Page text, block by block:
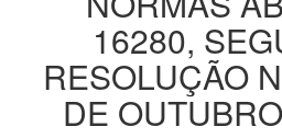
16280,
RESOLUÇÃO
DE